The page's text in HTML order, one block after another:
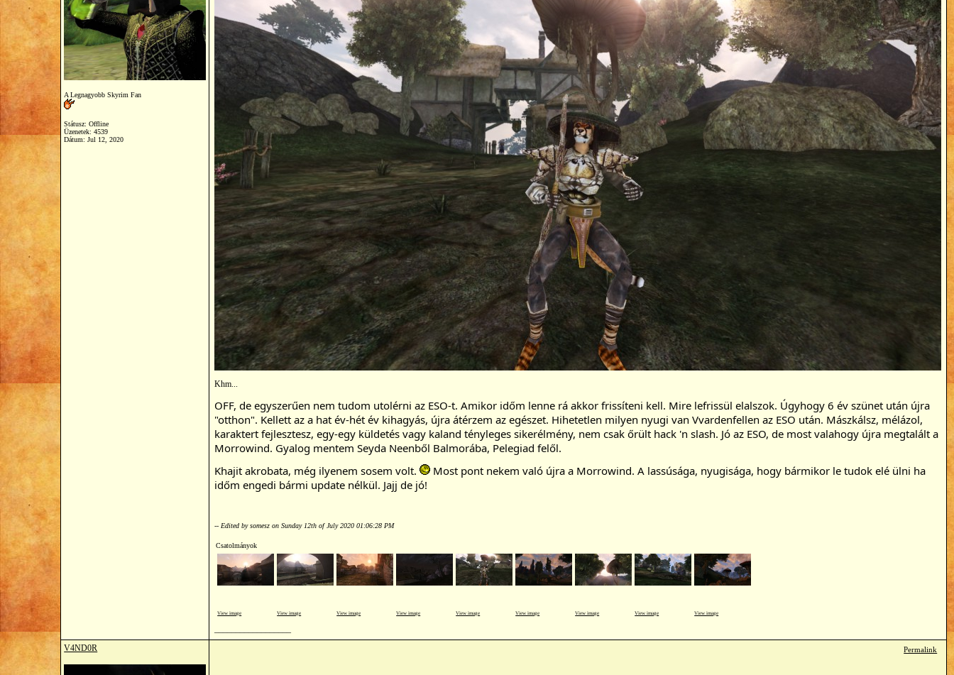
A Legnagyobb Skyrim Fan
Státusz: Offline
Üzenetek: 4539
Dátum:Jul 12, 2020
Khm...
OFF, de egyszerűen nem tudom utolérni az ESO-t. Amikor időm lenne rá akkor frissíteni kell. Mire lefrissül elalszok. Úgyhogy 6 év szünet után újra
"otthon". Kellett az a hat év-hét év kihagyás, újra átérzem az egészet. Hihetetlen milyen nyugi van Vvardenfellen az ESO után. Mászkálsz, mélázol,
karaktert fejlesztesz, egy-egy küldetés vagy kaland tényleges sikerélmény, nem csak őrült hack 'n slash. Jó az ESO, de most valahogy újra megtalált a
Morrowind. Gyalog mentem Seyda Neenből Balmorába, Pelegiad felől.
Khajit akrobata, még ilyenem sosem volt.
Most pont nekem való újra a Morrowind. A lassúsága, nyugisága, hogy bármikor le tudok elé ülni ha
időm engedi bármi update nélkül. Jajj de jó!
-- Edited by somesz on Sunday 12th of July 2020 01:06:28 PM
Csatolmányok
View image View image View image View image View image View image View image View image View image
V4ND0R
Permalink